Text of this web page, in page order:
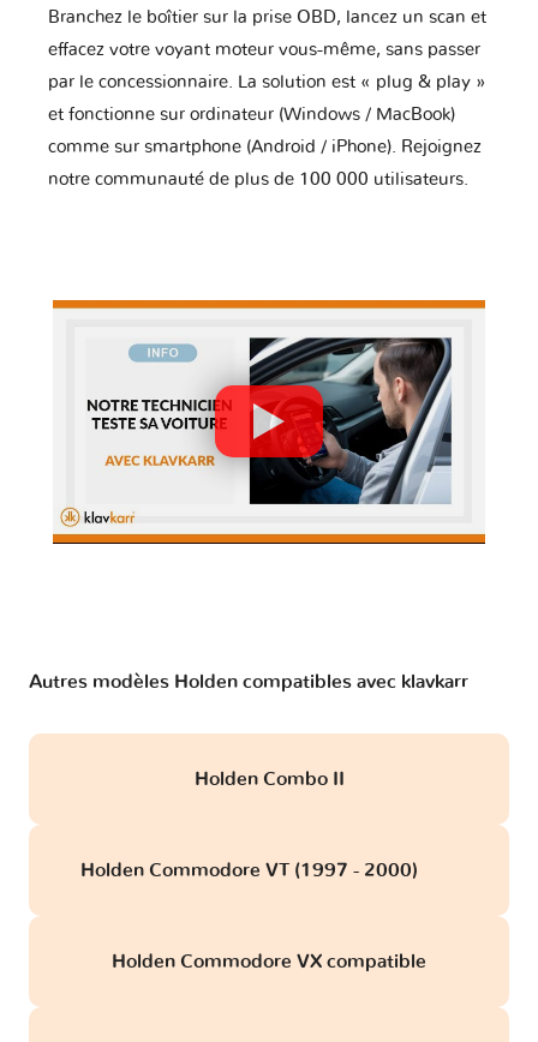
Branchez le boîtier sur la prise OBD, lancez un scan et
effacez votre voyant moteur vous-même, sans passer
par le concessionnaire. La solution est « plug & play »
et fonctionne sur ordinateur (Windows / MacBook)
comme sur smartphone (Android / iPhone). Rejoignez
notre communauté de plus de 100 000 utilisateurs.
Autres modèles Holden compatibles avec klavkarr
Holden Combo II
Holden Commodore VT (1997 - 2000)
Holden Commodore VX compatible